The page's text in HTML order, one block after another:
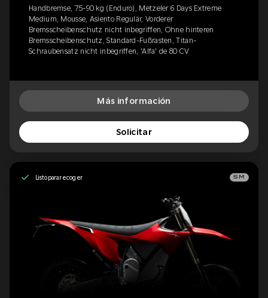
Handbremse, 75-90 kg (Enduro), Metzeler 6 Days Extreme
Medium, Mousse, Asiento Regulär, Vorderer
Bremsscheibenschutz nicht inbegriffen, Ohne hinteren
Bremsscheibenschutz, Standard-Fußrasten, Titan-
Schraubensatz nicht inbegriffen, 'Alfa' de 80 CV
Más información
Solicitar
Listo para recoger SM